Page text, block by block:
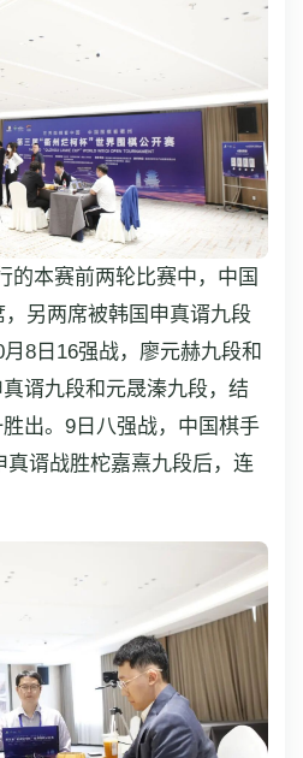
的本赛前两轮比赛中，中国
另两席被韩国申真谞九段
8日16强战，廖元赫九段和
谞九段和元晟溱九段，结
出。9日八强战，中国棋手
真谞战胜柁嘉熹九段后，连